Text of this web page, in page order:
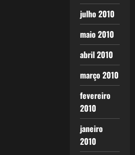
julho 2010
maio 2010
abril 2010
março 2010
fevereiro
2010
janeiro
2010